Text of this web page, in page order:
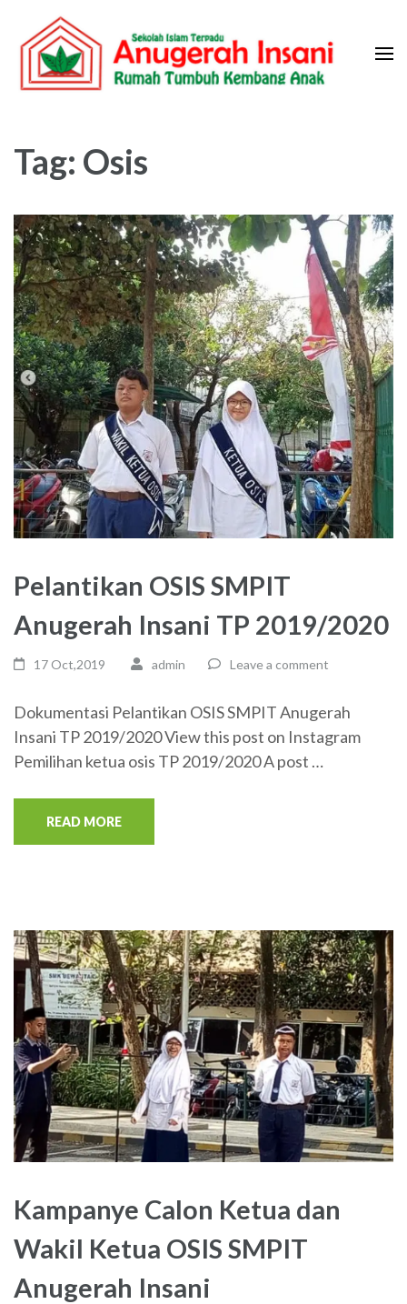
content
(Press
Tag: Osis
Pelantikan OSIS SMPIT
Anugerah Insani TP 2019/2020
17 Oct,2019 admin Leave a comment
Dokumentasi Pelantikan OSIS SMPIT Anugerah
Insani TP 2019/2020 View this post on Instagram
Pemilihan ketua osis TP 2019/2020 A post …
READ MORE
Kampanye Calon Ketua dan
Wakil Ketua OSIS SMPIT
Anugerah Insani